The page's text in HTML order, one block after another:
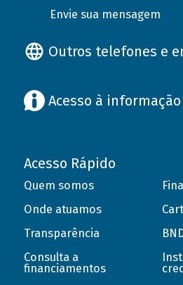
Envie sua mensagem
Outros telefones e
Acesso à informação
Acesso Rápido
Quem somos
Onde atuamos
Transparência
Consulta a
financiamentos